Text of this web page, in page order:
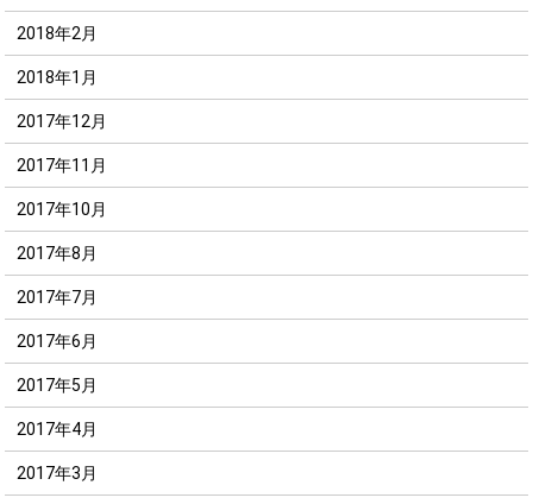
2018年2月
2018年1月
2017年12月
2017年11月
2017年10月
2017年8月
2017年7月
2017年6月
2017年5月
2017年4月
2017年3月